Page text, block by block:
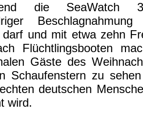
die SeaWatch
darf und mit etwa zehn
Flüchtlingsbooten
Gäste des
Schaufenstern zu
deutschen
wird.